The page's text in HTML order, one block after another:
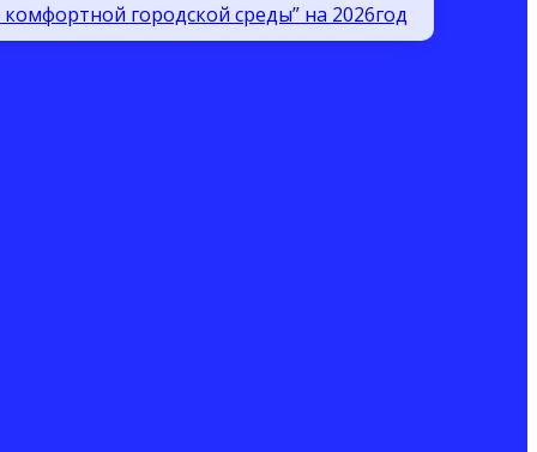
городской среды” на 2026год